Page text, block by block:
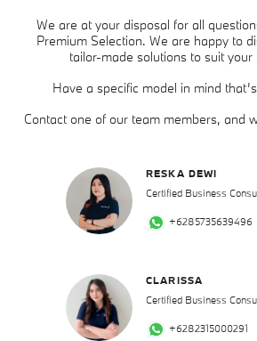
We are at your disposal for all
Premium Selection. We are happy to
tailor-made solutions to suit your
Have a specific model in mind
Contact one of our team members, and
RESKA DEWI
Certified Business
+6285735639496
CLARISSA
Certified Business
+6282315000291